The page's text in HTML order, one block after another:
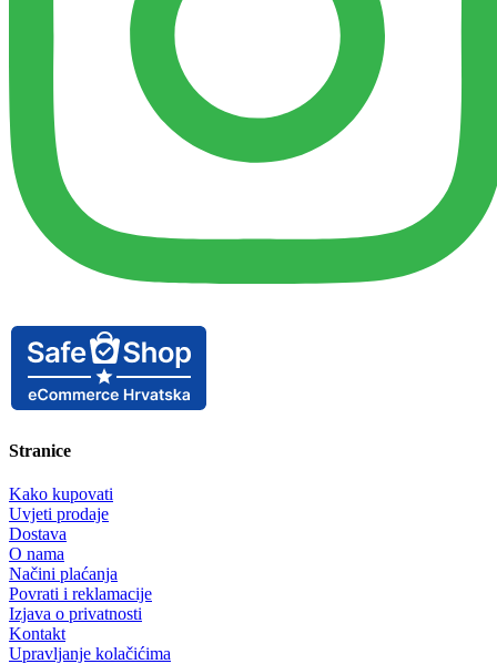
Stranice
Kako kupovati
Uvjeti prodaje
Dostava
O nama
Načini plaćanja
Povrati i reklamacije
Izjava o privatnosti
Kontakt
Upravljanje kolačićima